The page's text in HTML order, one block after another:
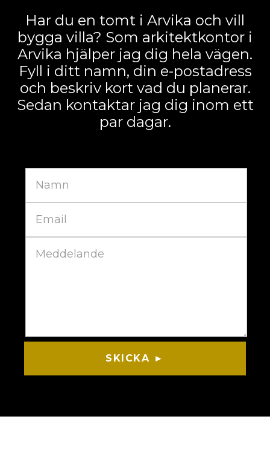
Har du en tomt i Arvika och vill
bygga villa? Som arkitektkontor i
Arvika hjälper jag dig hela vägen.
Fyll i ditt namn, din e-postadress
och beskriv kort vad du planerar.
Sedan kontaktar jag dig inom ett
par dagar.
SKICKA ►